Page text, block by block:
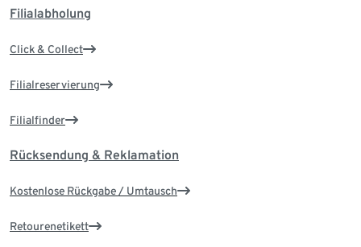
Filialabholung
Click & Collect
Filialreservierung
Filialfinder
Rücksendung & Reklamation
Kostenlose Rückgabe / Umtausch
Retourenetikett